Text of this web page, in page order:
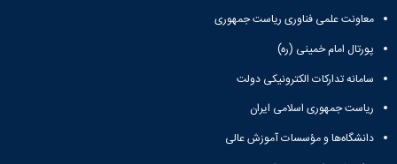
معاونت علمی فناوری ریاست جمهوری
پورتال امام خمینی (ره)
سامانه تدارکات الکترونیکی دولت
ریاست جمهوری اسلامی ایران
دانشگاه‌ها و مؤسسات آموزش عالی